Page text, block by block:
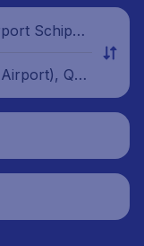
Schipho
Qat